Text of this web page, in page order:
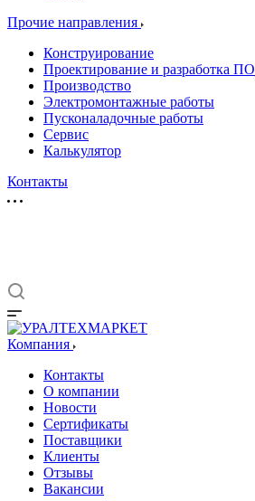
Прочие направления
Конструирование
Проектирование и разработка ПО
Производство
Электромонтажные работы
Пусконаладочные работы
Сервис
Калькулятор
Контакты
Компания
Контакты
О компании
Новости
Сертификаты
Поставщики
Клиенты
Отзывы
Вакансии